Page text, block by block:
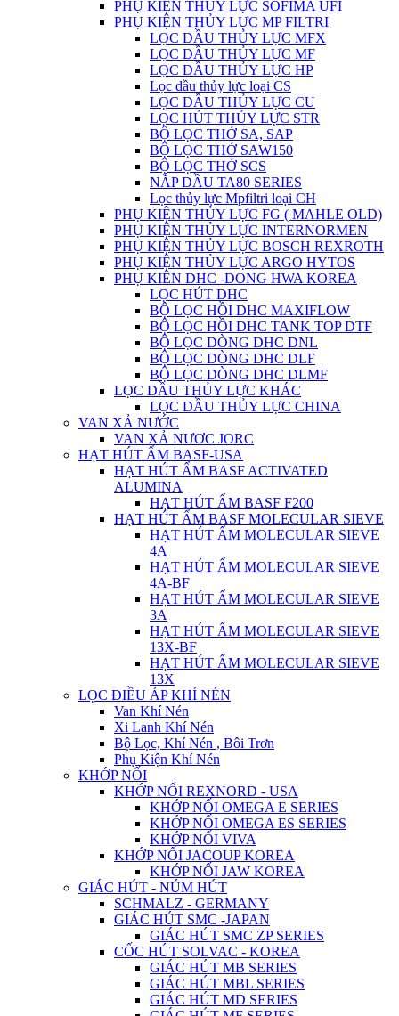
PHỤ KIỆN THỦY LỰC SOFIMA UFI
PHỤ KIỆN THỦY LỰC MP FILTRI
LỌC DẦU THỦY LỰC MFX
LỌC DẦU THỦY LỰC MF
LỌC DẦU THỦY LỰC HP
Lọc dầu thủy lực loại CS
LỌC DẦU THỦY LỰC CU
LỌC HÚT THỦY LỰC STR
BỘ LỌC THỞ SA, SAP
BỘ LỌC THỞ SAW150
BỘ LỌC THỞ SCS
NẮP DẦU TA80 SERIES
Lọc thủy lực Mpfiltri loại CH
PHỤ KIỆN THỦY LỰC FG ( MAHLE OLD)
PHỤ KIỆN THỦY LỰC INTERNORMEN
PHỤ KIỆN THỦY LỰC BOSCH REXROTH
PHỤ KIỆN THỦY LỰC ARGO HYTOS
PHỤ KIÊN DHC -DONG HWA KOREA
LỌC HÚT DHC
BỘ LỌC HỒI DHC MAXIFLOW
BỘ LỌC HỒI DHC TANK TOP DTF
BỘ LỌC DÒNG DHC DNL
BỘ LỌC DÒNG DHC DLF
BỘ LỌC DÒNG DHC DLMF
LỌC DẦU THỦY LỰC KHÁC
LỌC DẦU THỦY LỰC CHINA
VAN XẢ NƯỚC
VAN XẢ NƯƠC JORC
HẠT HÚT ẨM BASF-USA
HẠT HÚT ẨM BASF ACTIVATED
ALUMINA
HẠT HÚT ẨM BASF F200
HẠT HÚT ẨM BASF MOLECULAR SIEVE
HẠT HÚT ẨM MOLECULAR SIEVE
4A
HẠT HÚT ẨM MOLECULAR SIEVE
4A-BF
HẠT HÚT ẨM MOLECULAR SIEVE
3A
HẠT HÚT ẨM MOLECULAR SIEVE
13X-BF
HẠT HÚT ẨM MOLECULAR SIEVE
13X
LỌC ĐIỀU ÁP KHÍ NÉN
Van Khí Nén
Xi Lanh Khí Nén
Bộ Lọc, Khí Nén , Bôi Trơn
Phụ Kiện Khí Nén
KHỚP NỐI
KHỚP NỐI REXNORD - USA
KHỚP NỐI OMEGA E SERIES
KHỚP NỐI OMEGA ES SERIES
KHỚP NỐI VIVA
KHỚP NỐI JACOUP KOREA
KHỚP NỐI JAW KOREA
GIÁC HÚT - NÚM HÚT
SCHMALZ - GERMANY
GIÁC HÚT SMC -JAPAN
GIÁC HÚT SMC ZP SERIES
CỐC HÚT SOLVAC - KOREA
GIÁC HÚT MB SERIES
GIÁC HÚT MBL SERIES
GIÁC HÚT MD SERIES